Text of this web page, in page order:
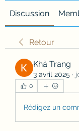
Discussion
Retour
Khả Trang
3 avril 2025 ·
0
Rédigez un